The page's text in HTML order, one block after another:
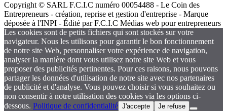
Copyright © SARL F.C.I.C numéro 00054488 - Le Coin des
Entrepreneurs - création, reprise et gestion d'entreprise - Marque
déposée à l'INPI - Édité par F.C.I.C Médias web pour entrepreneurs
Les cookies sont de petits fichiers qui sont stockés sur votre
navigateur. Nous les utilisons pour garantir le bon fonctionnement
de notre site Web, personnaliser votre expérience de navigation,
analyser la manière dont vous utilisez notre site Web et vous
proposer des publicités pertinentes. Pour ces raisons, nous pouvons
partager les données d'utilisation de notre site avec nos partenaires
de publicité et d'analyse. Vous pouvez choisir si vous souhaitez ou
non consentir à notre utilisation des cookies via les options ci-
dessous. Politique de confidentialité J'accepte Je refuse